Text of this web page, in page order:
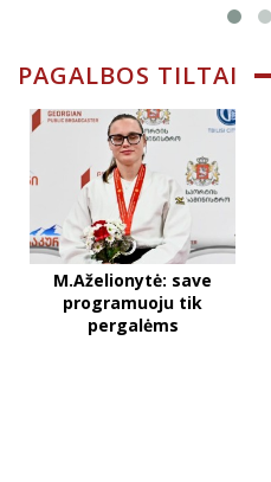
PAGALBOS TILTAI
M.Aželionytė: save
programuoju tik
pergalėms